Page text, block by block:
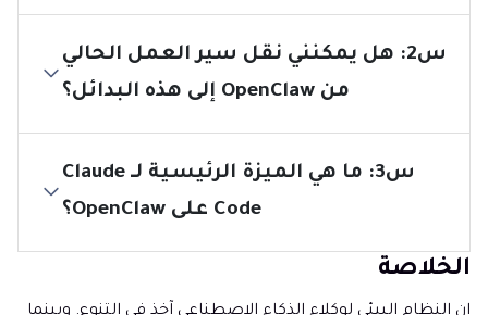
س2: هل يمكنني نقل سير العمل الحالي
من OpenClaw إلى هذه البدائل؟
س3: ما هي الميزة الرئيسية لـ Claude
Code على OpenClaw؟
الخلاصة
إن النظام البيئي لوكلاء الذكاء الاصطناعي آخذ في التنوع. وبينما